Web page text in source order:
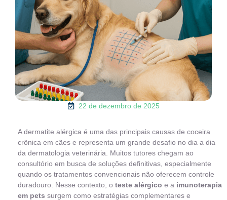
22 de dezembro de 2025
A dermatite alérgica é uma das principais causas de coceira
crônica em cães e representa um grande desafio no dia a dia
da dermatologia veterinária. Muitos tutores chegam ao
consultório em busca de soluções definitivas, especialmente
quando os tratamentos convencionais não oferecem controle
duradouro. Nesse contexto, o teste alérgico e a imunoterapia
em pets surgem como estratégias complementares e